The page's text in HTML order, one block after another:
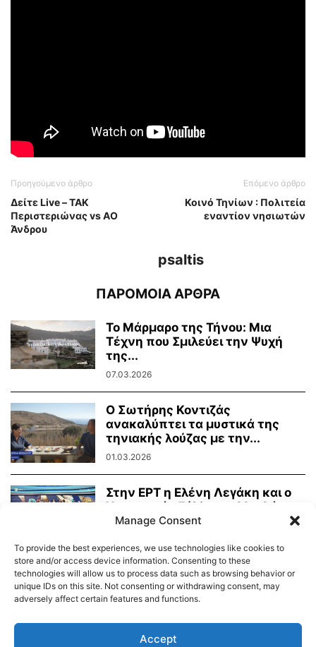
Προηγούμενο άρθρο
Δείτε Live – ΤΑΚ
Περιστεριώνας vs ΑΟ
Άνδρου
Επόμενο άρθρο
Κοινό Τηνίων : Πολιτεία
εναντίον νησιωτών
psaltis
ΠΑΡΟΜΟΙΑ ΑΡΘΡΑ
Το Μάρμαρο της Τήνου: Μια
Τέχνη που Σμιλεύει την Ψυχή
της...
07.03.2026
Ο Σωτήρης Κοντιζάς
ανακαλύπτει τα μυστικά της
τηνιακής λούζας με την...
01.03.2026
Στην ΕΡΤ η Ελένη Λεγάκη και ο
Χορευτικός Σύλλογος Μαρλά
Μαμάδου...
Δημοτικό Λιμενικό Ταμείο Τήνου – Άνδρου
Manage Consent
To provide the best experiences, we use technologies like cookies to
store and/or access device information. Consenting to these
technologies will allow us to process data such as browsing behavior or
unique IDs on this site. Not consenting or withdrawing consent, may
adversely affect certain features and functions.
Accept